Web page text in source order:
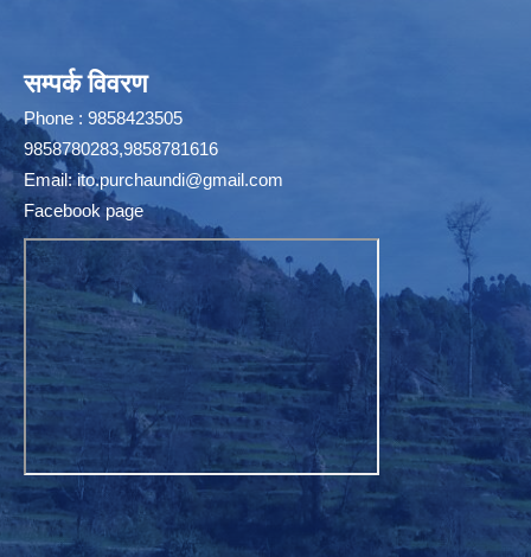
सम्पर्क विवरण
Phone : 9858423505
9858780283,9858781616
Email:ito.purchaundi@gmail.com
Facebook page